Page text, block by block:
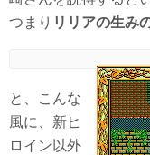
つまり リリアの生み
と、こんな
風に、新ヒ
ロイン以外